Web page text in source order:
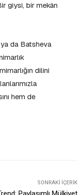
giysi, bir mekân
da Batsheva
dilini
hem de
SONRAKI İÇERIK